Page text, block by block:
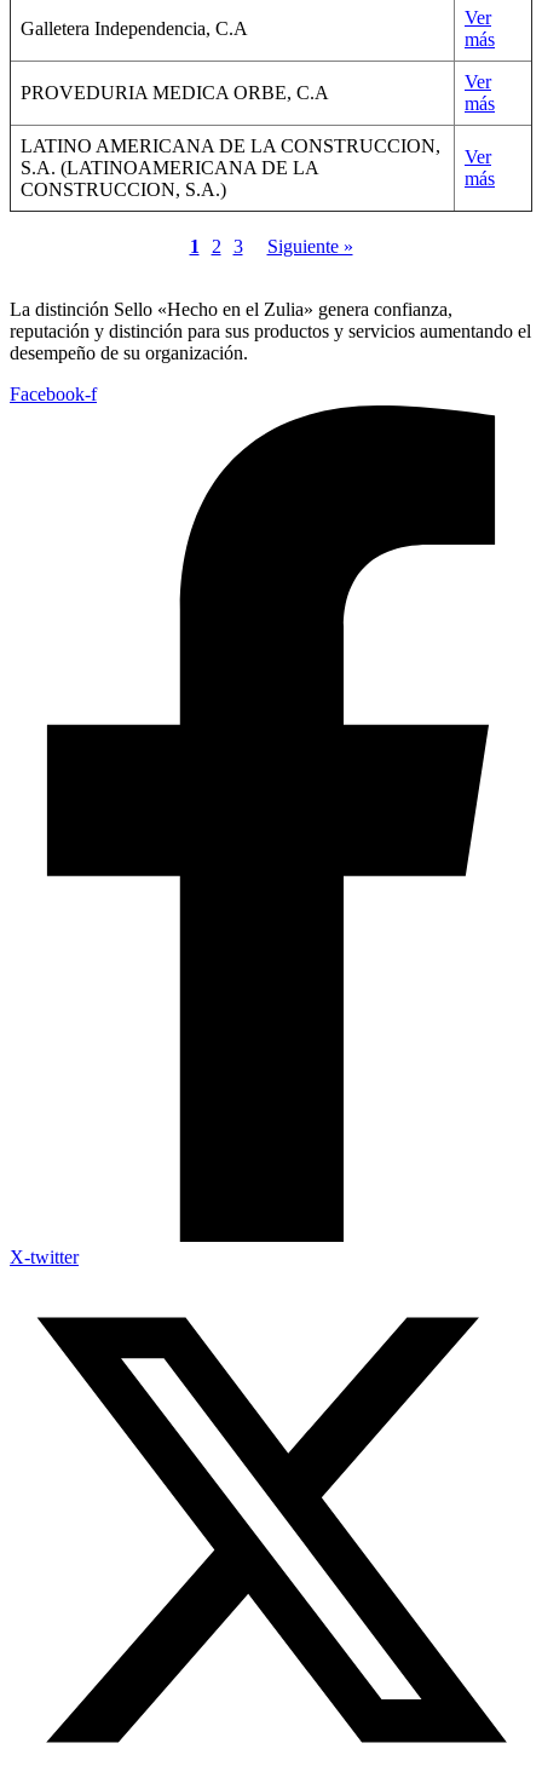
Galletera Independencia, C.A
Ver
más
PROVEDURIA MEDICA ORBE, C.A
Ver
más
LATINO AMERICANA DE LA CONSTRUCCION,
S.A. (LATINOAMERICANA DE LA
CONSTRUCCION, S.A.)
Ver
más
1 2 3 Siguiente »
La distinción Sello «Hecho en el Zulia» genera confianza,
reputación y distinción para sus productos y servicios aumentando el
desempeño de su organización.
Facebook-f
X-twitter